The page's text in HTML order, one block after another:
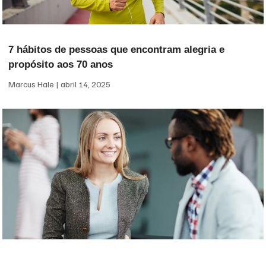
7 hábitos de pessoas que encontram alegria e
propósito aos 70 anos
Marcus Hale abril 14, 2025